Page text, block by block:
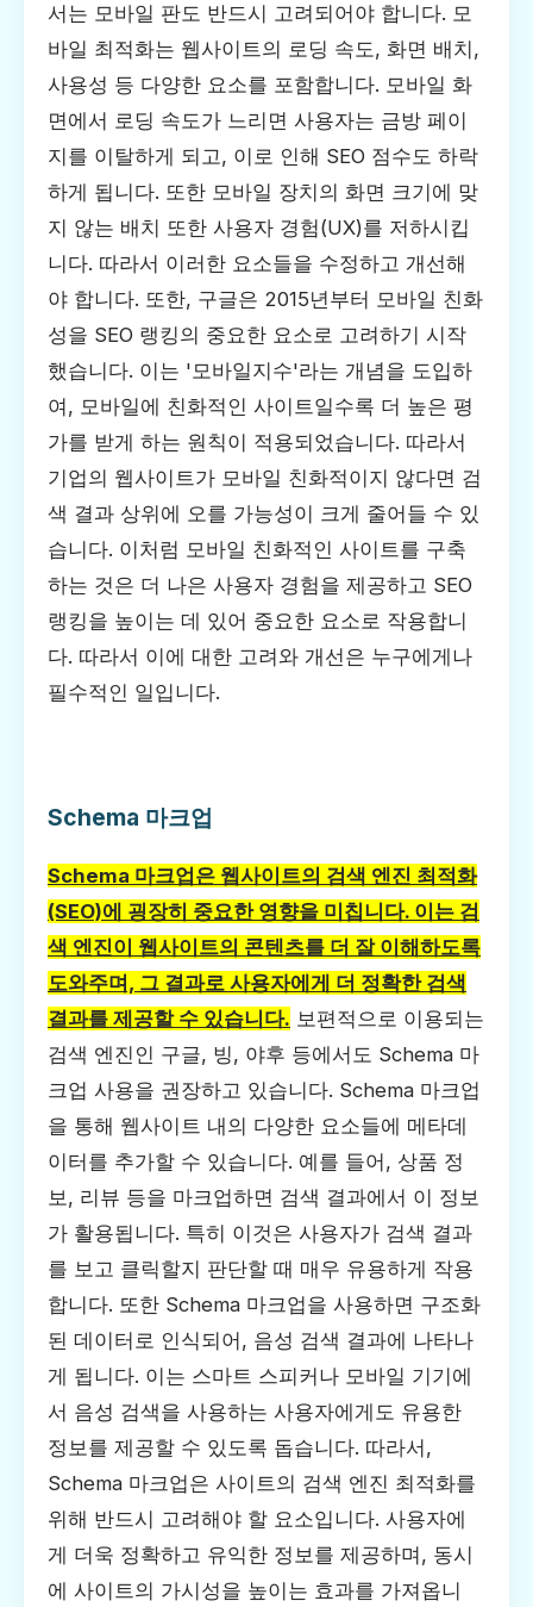
서는 모바일 판도 반드시 고려되어야 합니다. 모
바일 최적화는 웹사이트의 로딩 속도, 화면 배치,
사용성 등 다양한 요소를 포함합니다. 모바일 화
면에서 로딩 속도가 느리면 사용자는 금방 페이
지를 이탈하게 되고, 이로 인해 SEO 점수도 하락
하게 됩니다. 또한 모바일 장치의 화면 크기에 맞
지 않는 배치 또한 사용자 경험(UX)를 저하시킵
니다. 따라서 이러한 요소들을 수정하고 개선해
야 합니다. 또한, 구글은 2015년부터 모바일 친화
성을 SEO 랭킹의 중요한 요소로 고려하기 시작
했습니다. 이는 '모바일지수'라는 개념을 도입하
여, 모바일에 친화적인 사이트일수록 더 높은 평
가를 받게 하는 원칙이 적용되었습니다. 따라서
기업의 웹사이트가 모바일 친화적이지 않다면 검
색 결과 상위에 오를 가능성이 크게 줄어들 수 있
습니다. 이처럼 모바일 친화적인 사이트를 구축
하는 것은 더 나은 사용자 경험을 제공하고 SEO
랭킹을 높이는 데 있어 중요한 요소로 작용합니
다. 따라서 이에 대한 고려와 개선은 누구에게나
필수적인 일입니다.
Schema 마크업
Schema 마크업은 웹사이트의 검색 엔진 최적화
(SEO)에 굉장히 중요한 영향을 미칩니다. 이는 검
색 엔진이 웹사이트의 콘텐츠를 더 잘 이해하도록
도와주며, 그 결과로 사용자에게 더 정확한 검색
결과를 제공할 수 있습니다. 보편적으로 이용되는
검색 엔진인 구글, 빙, 야후 등에서도 Schema 마
크업 사용을 권장하고 있습니다. Schema 마크업
을 통해 웹사이트 내의 다양한 요소들에 메타데
이터를 추가할 수 있습니다. 예를 들어, 상품 정
보, 리뷰 등을 마크업하면 검색 결과에서 이 정보
가 활용됩니다. 특히 이것은 사용자가 검색 결과
를 보고 클릭할지 판단할 때 매우 유용하게 작용
합니다. 또한 Schema 마크업을 사용하면 구조화
된 데이터로 인식되어, 음성 검색 결과에 나타나
게 됩니다. 이는 스마트 스피커나 모바일 기기에
서 음성 검색을 사용하는 사용자에게도 유용한
정보를 제공할 수 있도록 돕습니다. 따라서,
Schema 마크업은 사이트의 검색 엔진 최적화를
위해 반드시 고려해야 할 요소입니다. 사용자에
게 더욱 정확하고 유익한 정보를 제공하며, 동시
에 사이트의 가시성을 높이는 효과를 가져옵니